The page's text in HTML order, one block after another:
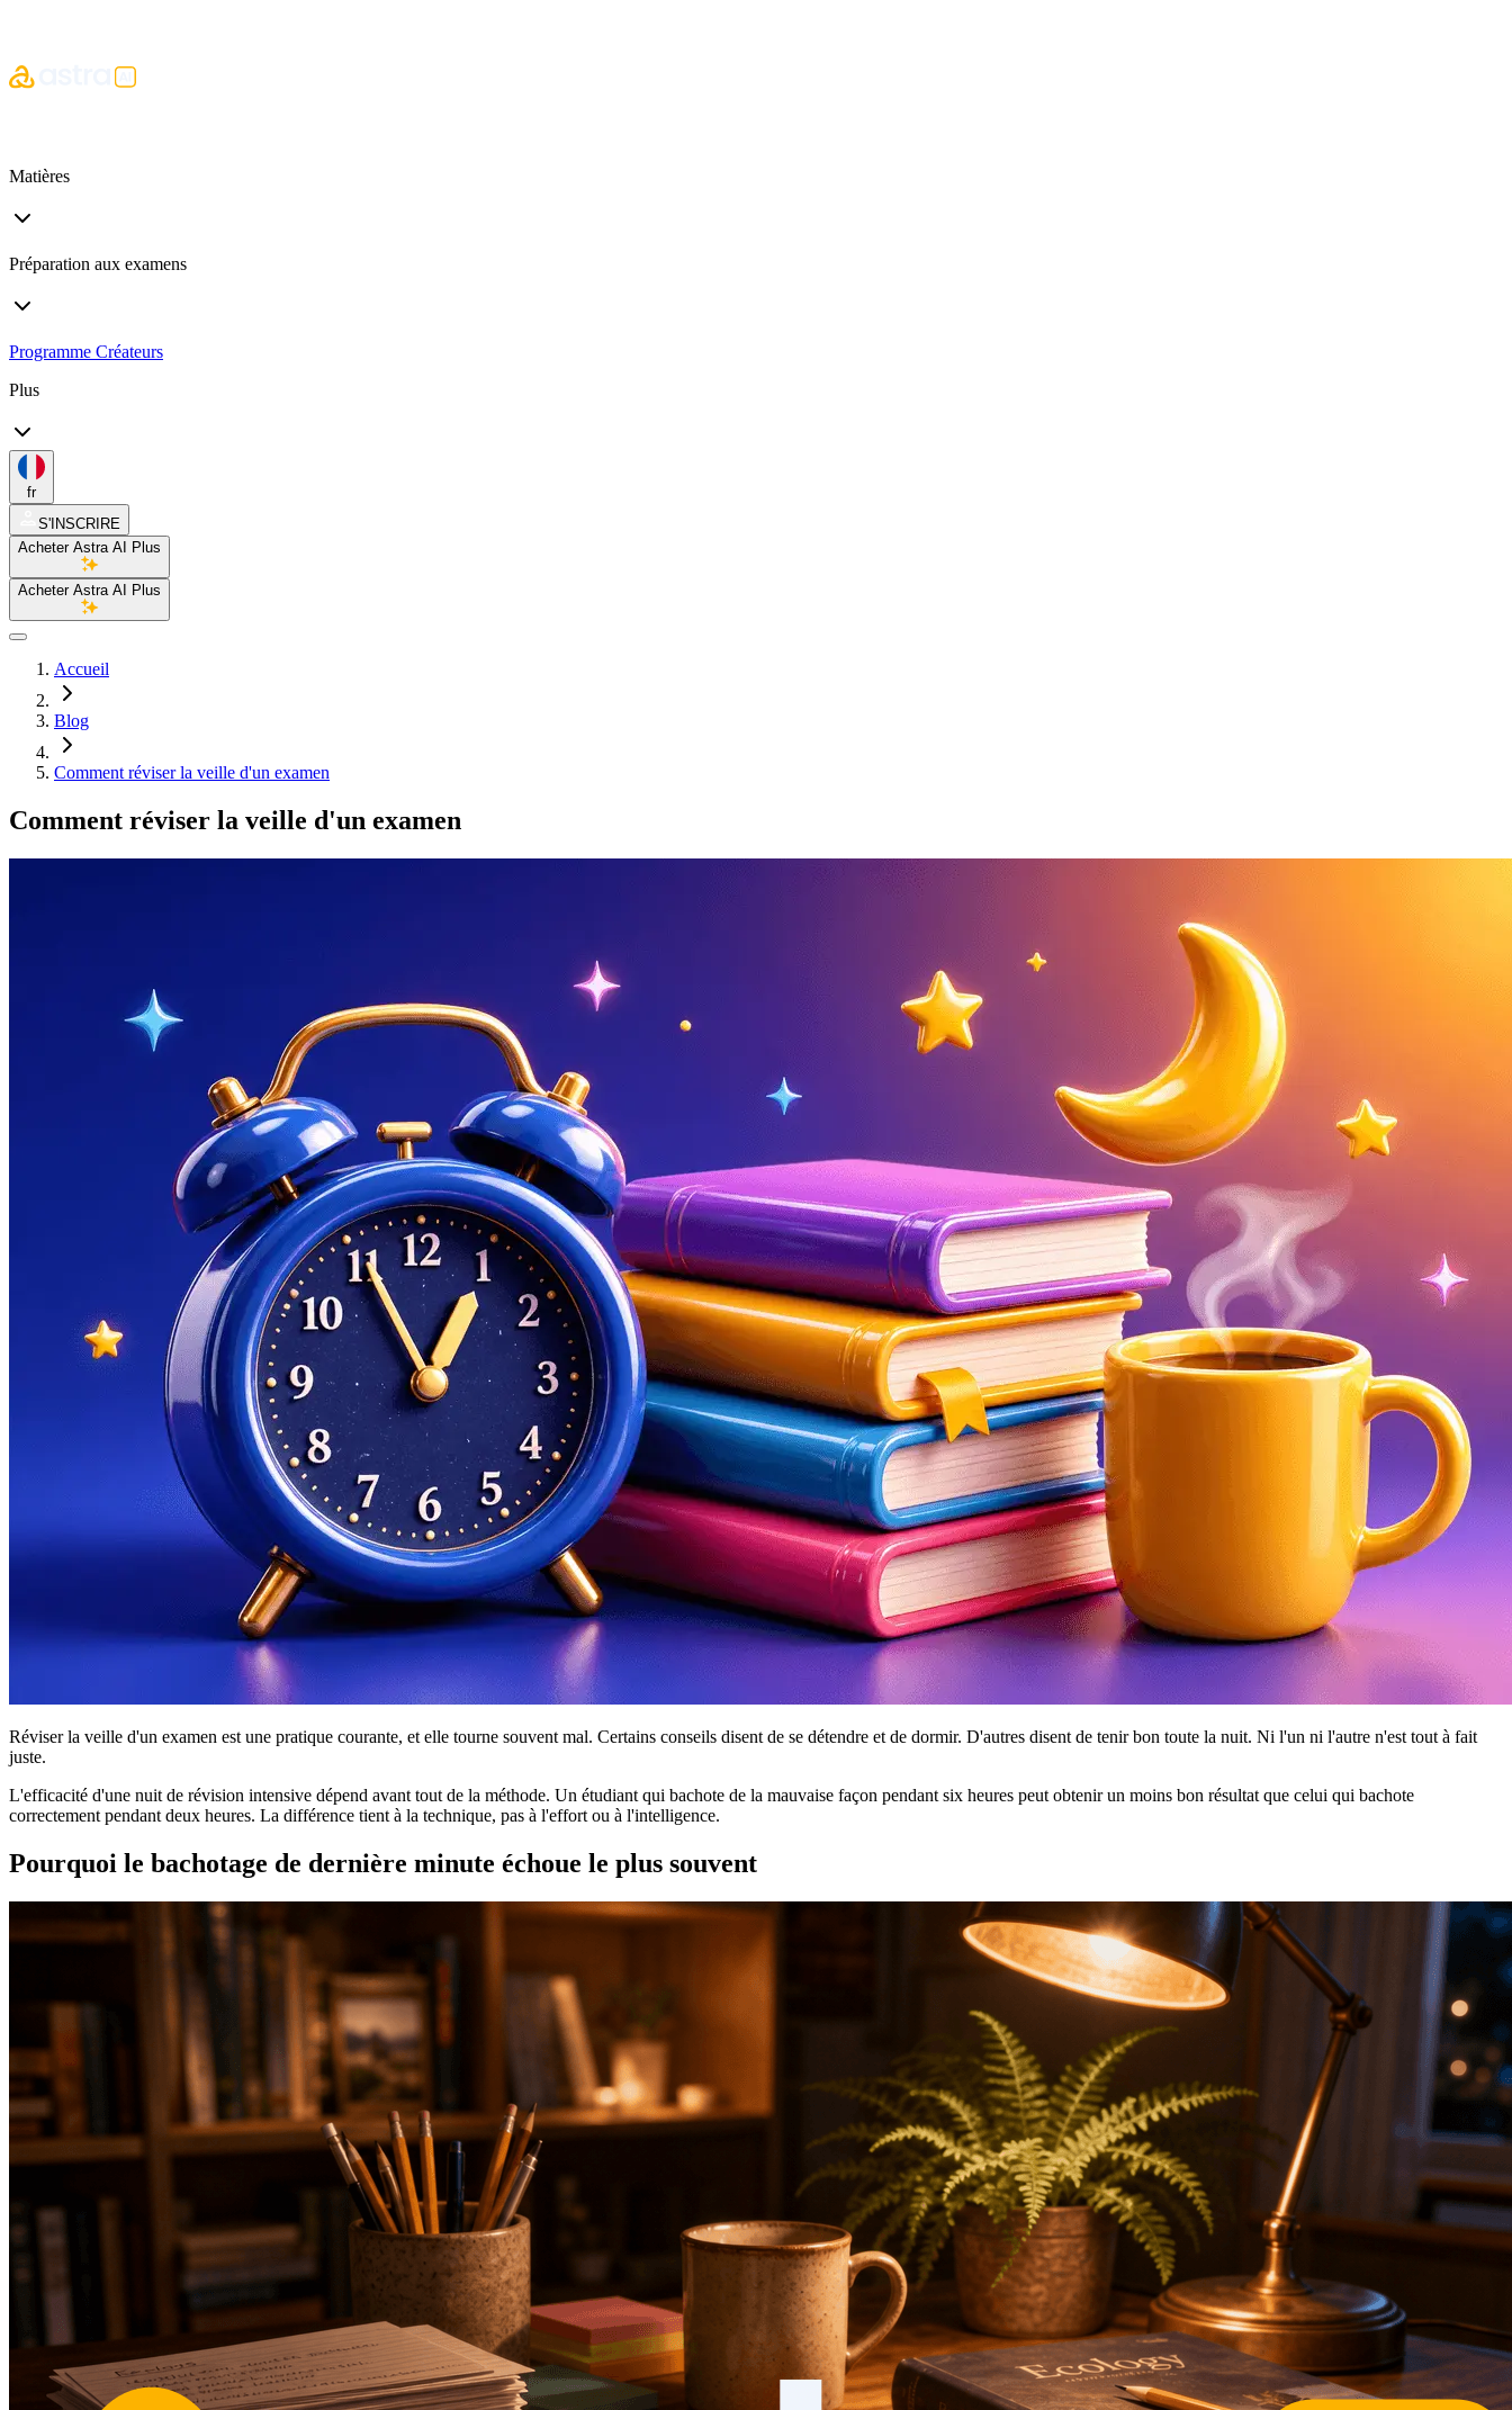
Matières
Préparation aux examens
Programme Créateurs
Plus
fr
S'INSCRIRE
Acheter Astra AI Plus
Acheter Astra AI Plus
Accueil
Blog
Comment réviser la veille d'un examen
Comment réviser la veille d'un examen
Réviser la veille d'un examen est une pratique courante, et elle tourne souvent mal. Certains conseils disent de se détendre et de dormir. D'autres disent de tenir bon toute la nuit. Ni l'un ni l'autre n'est tout à fait
juste.
L'efficacité d'une nuit de révision intensive dépend avant tout de la méthode. Un étudiant qui bachote de la mauvaise façon pendant six heures peut obtenir un moins bon résultat que celui qui bachote
correctement pendant deux heures. La différence tient à la technique, pas à l'effort ou à l'intelligence.
Pourquoi le bachotage de dernière minute échoue le plus souvent